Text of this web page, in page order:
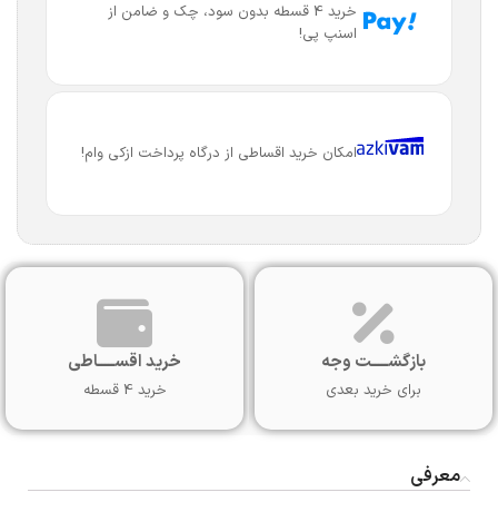
خرید 4 قسطه بدون سود، چک و ضامن از
اسنپ پی!
امکان خرید اقساطی از درگاه پرداخت ازکی وام!
بازگشـــــت وجه
برای خرید بعدی
خرید اقســـــاطی
خرید 4 قسطه
معرفی